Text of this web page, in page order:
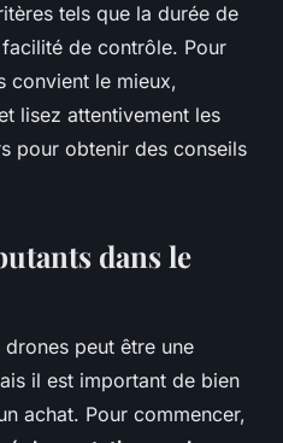
tels que la durée de
de contrôle. Pour
convient le mieux,
lisez attentivement les
pour obtenir des conseils
dans le
peut être une
il est important de bien
achat. Pour commencer,